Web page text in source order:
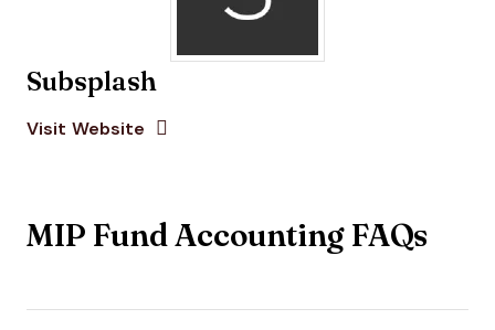
Subsplash
Visit Website Opens New Window
MIP Fund Accounting FAQs